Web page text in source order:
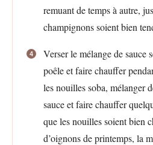
remuant de temps à autre,
champignons soient bien
Verser le mélange de sauce
poêle et faire chauffer
les nouilles soba, mélanger
sauce et faire chauffer
que les nouilles soient bien
d’oignons de printemps, la